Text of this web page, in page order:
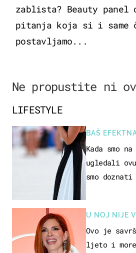
zablista? Beauty panel
pitanja koja si i same
postavljamo...
Ne propustite ni
LIFESTYLE
BAŠ
Kada smo
ugledali
smo
U NOJ NIJE
Ovo je
ljeto i